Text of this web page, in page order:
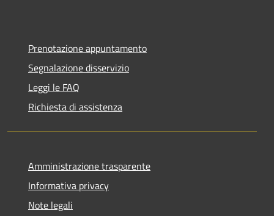
Prenotazione appuntamento
Segnalazione disservizio
Leggi le FAQ
Richiesta di assistenza
Amministrazione trasparente
Informativa privacy
Note legali